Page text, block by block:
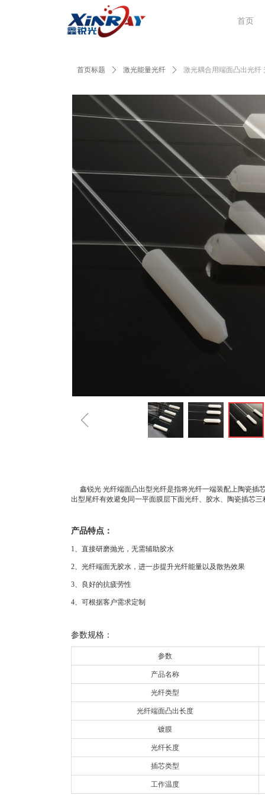
首页
首页标题 ꄲ 激光能量光纤 ꄲ 激光耦合用端面凸出光纤
鑫锐光 光纤端面凸出型光纤是指将光纤一端装配上陶瓷插
出型尾纤有效避免同一平面膜层下面光纤、胶水、陶瓷插芯
产品特点：
1、直接研磨抛光，无需辅助胶水
2、光纤端面无胶水，进一步提升光纤能量以及散热效果
3、良好的抗疲劳性
4、可根据客户需求定制
参数规格：
参数
产品名称
光纤类型
光纤端面凸出长度
镀膜
光纤长度
插芯类型
工作温度
ꁆ